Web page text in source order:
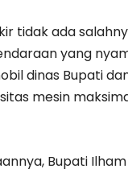
tidak ada
yang
dinas Bupati
mesin
Bupati Ilham